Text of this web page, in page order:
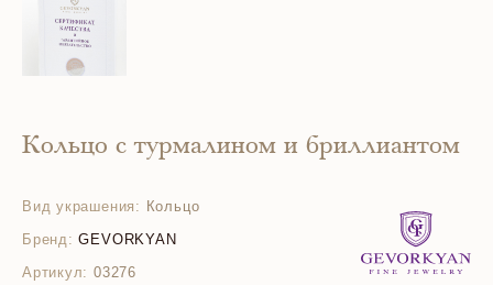
Кольцо с турмалином и бриллиантом
Вид украшения: Кольцо
Бренд: GEVORKYAN
Артикул: 03276